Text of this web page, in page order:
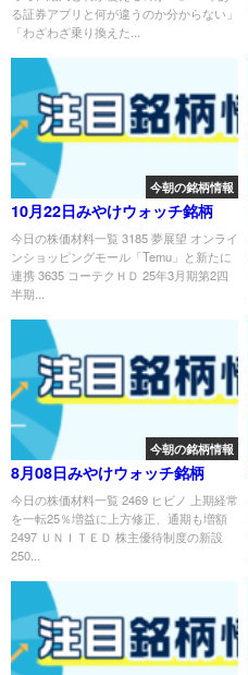
る証券アプリと何が違うのか分からない」
「わざわざ乗り換えた...
今朝の銘柄情報
10月22日みやけウォッチ銘柄
今日の株価材料一覧 3185 夢展望 オンライ
ンショッピングモール「Temu」と新たに
連携 3635 コーテクＨＤ 25年3月期第2四
半期...
今朝の銘柄情報
8月08日みやけウォッチ銘柄
今日の株価材料一覧 2469 ヒビノ 上期経常
を一転25％増益に上方修正、通期も増額
2497 ＵＮＩＴＥＤ 株主優待制度の新設
250...